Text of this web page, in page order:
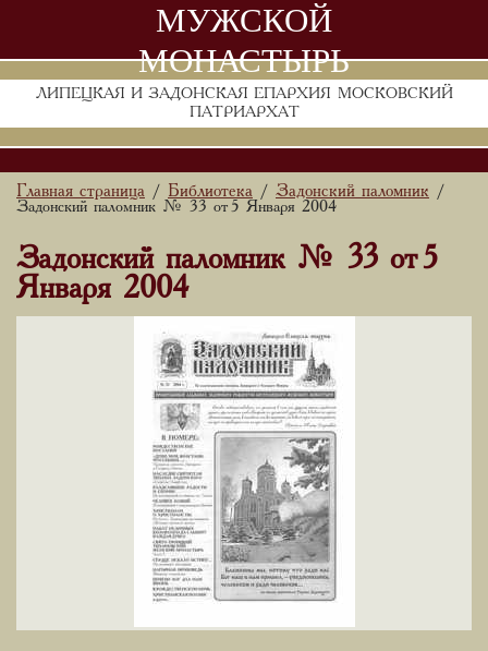
МУЖСКОЙ
МОНАСТЫРЬ
ЛИПЕЦКАЯ И ЗАДОНСКАЯ ЕПАРХИЯ МОСКОВСКИЙ
ПАТРИАРХАТ
Главная страница / Библиотека / Задонский паломник /
Задонский паломник № 33 от 5 Января 2004
Задонский паломник № 33 от 5
Января 2004